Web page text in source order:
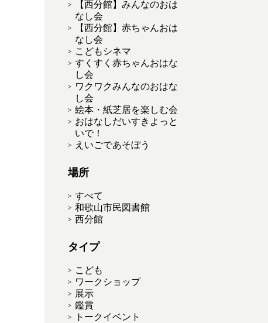
【西分館】みんなのおは
なし会
【西分館】赤ちゃんおは
なし会
こどもシネマ
すくすく赤ちゃんおはな
し会
ワクワクみんなのおはな
し会
絵本・紙芝居を楽しむ会
おはなしだいすきよっと
いで！
えいごであそぼう
場所
すべて
和歌山市民図書館
西分館
タイプ
こども
ワークショップ
展示
鑑賞
トークイベント